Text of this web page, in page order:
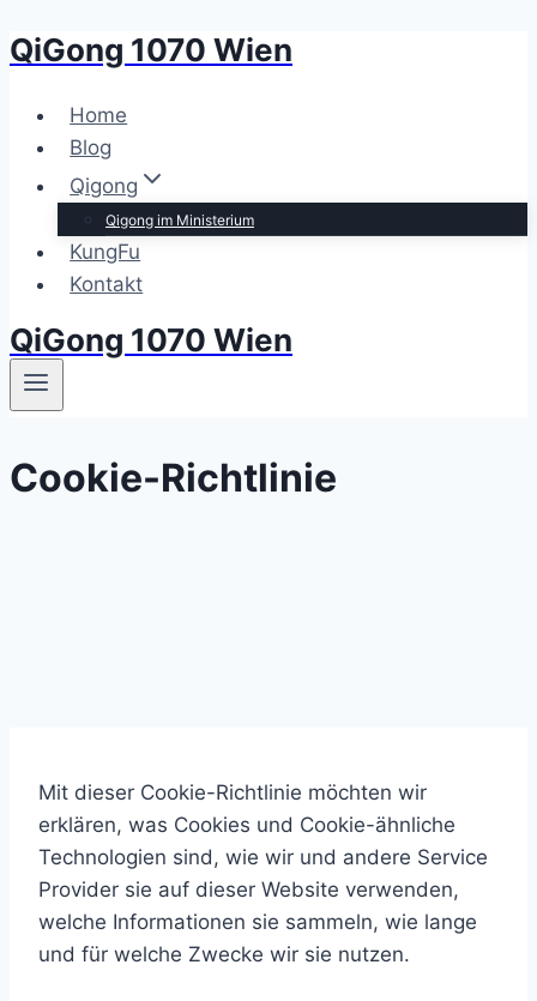
Zum
springen
QiGong 1070 Wien
Home
Blog
Qigong
Qigong im Ministerium
KungFu
Kontakt
QiGong 1070 Wien
Cookie-Richtlinie
Mit dieser Cookie-Richtlinie möchten wir
erklären, was Cookies und Cookie-ähnliche
Technologien sind, wie wir und andere Service
Provider sie auf dieser Website verwenden,
welche Informationen sie sammeln, wie lange
und für welche Zwecke wir sie nutzen.